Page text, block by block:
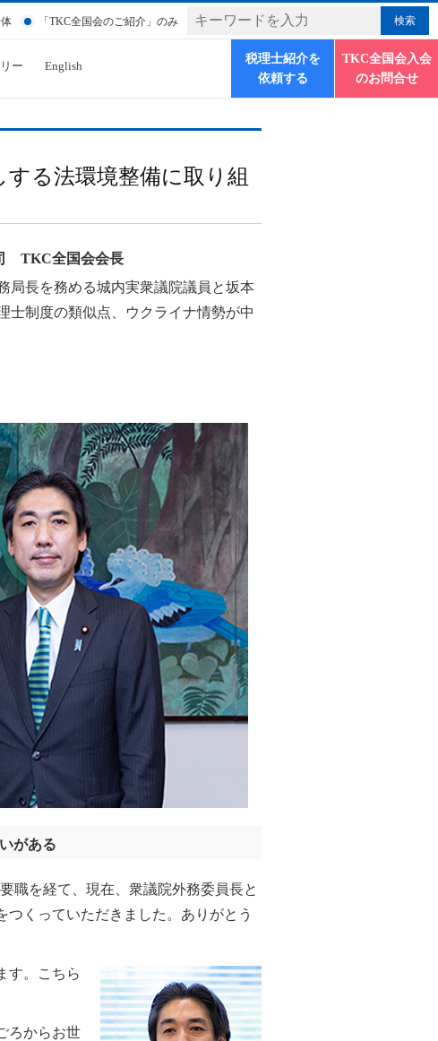
「TKC全国会のご紹介」のみ
ー English
税理士紹介を
依頼する
TKC全国会入会
のお問合せ
る法環境整備に取り組
TKC全国会会長
局長を務める城内実衆議院議員と坂本
士制度の類似点、ウクライナ情勢が中
がある
職を経て、現在、衆議院外務委員長と
くっていただきました。ありがとう
す。こちら
ろからお世